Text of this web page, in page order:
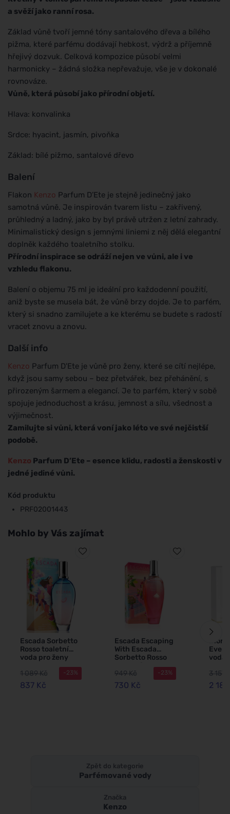
a svěží jako ranní rosa.
Základ vůně tvoří jemné tóny santalového dřeva a bílého
pižma, které parfému dodávají hebkost, výdrž a příjemně
hřejivý dozvuk. Celková kompozice působí velmi
harmonicky – žádná složka nepřevažuje, vše je v dokonalé
rovnováze.
Vůně, která působí jako přírodní objetí.
Hlava: konvalinka
Srdce: hyacint, jasmín, pivoňka
Základ: bílé pižmo, santalové dřevo
Balení
Flakon Kenzo Parfum D’Ete je stejně jedinečný jako
samotná vůně. Je inspirován tvarem listu – zakřivený,
průhledný a ladný, jako by byl právě utržen z letní zahrady.
Minimalistický design s jemnými liniemi z něj dělá elegantní
doplněk každého toaletního stolku.
Přírodní inspirace se odráží nejen ve vůni, ale i ve
vzhledu flakonu.
Balení o objemu 75 ml je ideální pro každodenní použití,
aniž byste se musela bát, že vůně brzy dojde. Je to parfém,
který si snadno zamilujete a ke kterému se budete s radostí
vracet znovu a znovu.
Další info
Kenzo Parfum D'Ete je vůně pro ženy, které se cítí nejlépe,
když jsou samy sebou – bez přetvářek, bez přehánění, s
přirozeným šarmem a elegancí. Je to parfém, který v sobě
spojuje jednoduchost a krásu, jemnost a sílu, všednost a
výjimečnost.
Zamilujte si vůni, která voní jako léto ve své nejčistší
podobě.
Kenzo Parfum D’Ete – esence klidu, radosti a ženskosti v
jedné jediné vůni.
Kód produktu
PRF02001443
Mohlo by Vás zajímat
Escada Sorbetto
Rosso toaletní
voda pro ženy
1 089 Kč
837 Kč
-23%
Escada Escaping
With Escada
Sorbetto Rosso
toaletní voda pro
ženy 100 ml
949 Kč
730 Kč
-23%
Dior
Ever
voda
3 157
2
Zpět do kategorie
Parfémované vody
Značka
Kenzo